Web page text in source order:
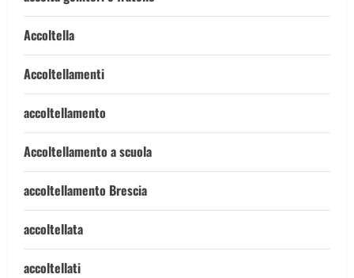
Accoltella
Accoltellamenti
accoltellamento
Accoltellamento a scuola
accoltellamento Brescia
accoltellata
accoltellati